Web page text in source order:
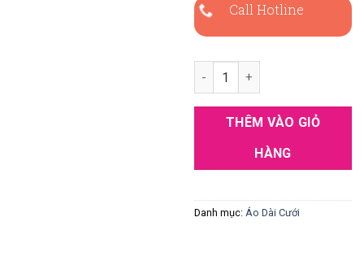
Call Hotline
Áo Dài Cưới Đỏ Gấm Hoa
THÊM VÀO GIỎ
HÀNG
Danh mục: Áo Dài Cưới